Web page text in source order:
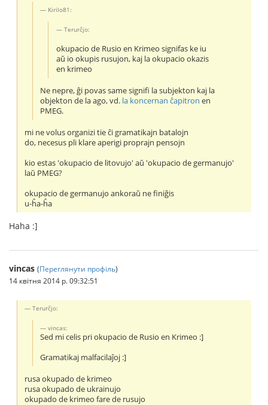
Kirilo81:
Terurĉjo:
okupacio de Rusio en Krimeo signifas ke iu
aŭ io okupis rusujon, kaj la okupacio okazis
en krimeo
Ne nepre, ĝi povas same signifi la subjekton kaj la
objekton de la ago, vd. la koncernan ĉapitron en
PMEG.
mi ne volus organizi tie ĉi gramatikajn batalojn
do, necesus pli klare aperigi proprajn pensojn
kio estas 'okupacio de litovujo' aŭ 'okupacio de germanujo'
laŭ PMEG?
okupacio de germanujo ankoraŭ ne finiĝis
u-ĥa-ĥa
Haha :]
vincas (Переглянути профіль)
14 квітня 2014 р. 09:32:51
Terurĉjo:
vincas:
Sed mi celis pri okupacio de Rusio en Krimeo :]
Gramatikaj malfacilaĵoj :]
rusa okupado de krimeo
rusa okupado de ukrainujo
okupado de krimeo fare de rusujo